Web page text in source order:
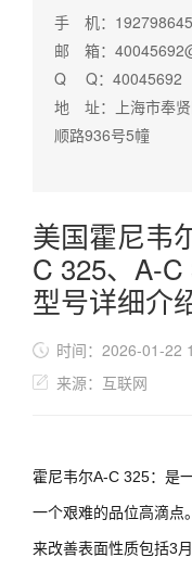
手 机：
邮 箱：
Q Q：40045692
地 址：上海市奉贤
顺路936号5幢
美国霍尼韦
C 325、A-
型号详细介
时间：2026-01-22
来源：互联网
霍尼韦尔A-C 325：是
一个艰难的品位高滴点
来改善表面性质包括3